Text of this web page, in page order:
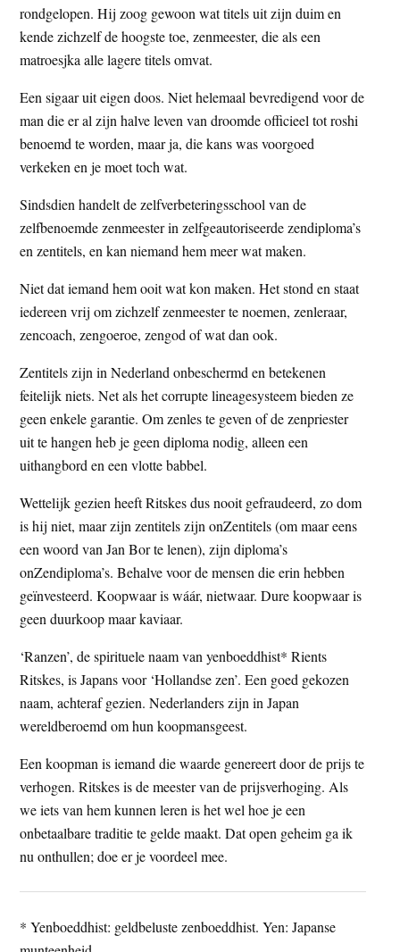
rondgelopen. Hij zoog gewoon wat titels uit zijn duim en
kende zichzelf de hoogste toe, zenmeester, die als een
matroesjka alle lagere titels omvat.
Een sigaar uit eigen doos. Niet helemaal bevredigend voor de
man die er al zijn halve leven van droomde officieel tot roshi
benoemd te worden, maar ja, die kans was voorgoed
verkeken en je moet toch wat.
Sindsdien handelt de zelfverbeteringsschool van de
zelfbenoemde zenmeester in zelfgeautoriseerde zendiploma’s
en zentitels, en kan niemand hem meer wat maken.
Niet dat iemand hem ooit wat kon maken. Het stond en staat
iedereen vrij om zichzelf zenmeester te noemen, zenleraar,
zencoach, zengoeroe, zengod of wat dan ook.
Zentitels zijn in Nederland onbeschermd en betekenen
feitelijk niets. Net als het corrupte lineagesysteem bieden ze
geen enkele garantie. Om zenles te geven of de zenpriester
uit te hangen heb je geen diploma nodig, alleen een
uithangbord en een vlotte babbel.
Wettelijk gezien heeft Ritskes dus nooit gefraudeerd, zo dom
is hij niet, maar zijn zentitels zijn onZentitels (om maar eens
een woord van Jan Bor te lenen), zijn diploma’s
onZendiploma’s. Behalve voor de mensen die erin hebben
geïnvesteerd. Koopwaar is wáár, nietwaar. Dure koopwaar is
geen duurkoop maar kaviaar.
‘Ranzen’, de spirituele naam van yenboeddhist* Rients
Ritskes, is Japans voor ‘Hollandse zen’. Een goed gekozen
naam, achteraf gezien. Nederlanders zijn in Japan
wereldberoemd om hun koopmansgeest.
Een koopman is iemand die waarde genereert door de prijs te
verhogen. Ritskes is de meester van de prijsverhoging. Als
we iets van hem kunnen leren is het wel hoe je een
onbetaalbare traditie te gelde maakt. Dat open geheim ga ik
nu onthullen; doe er je voordeel mee.
* Yenboeddhist: geldbeluste zenboeddhist. Yen: Japanse